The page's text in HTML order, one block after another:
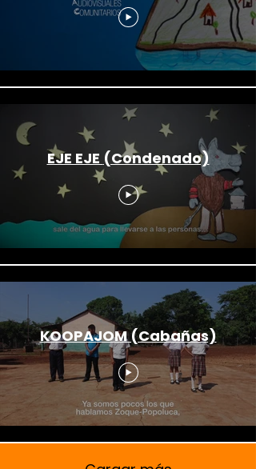
EJE EJE (Condenado)
KOOPAJOM (Cabañas)